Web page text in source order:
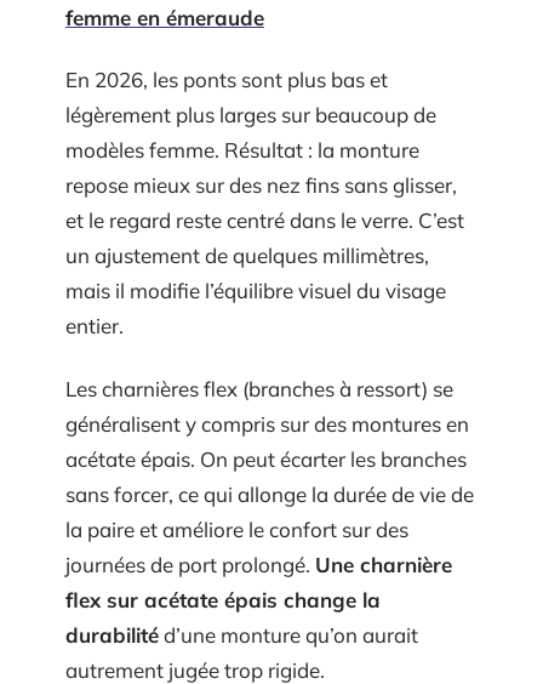
femme en émeraude
En 2026, les ponts sont plus bas et
légèrement plus larges sur beaucoup de
modèles femme. Résultat : la monture
repose mieux sur des nez fins sans glisser,
et le regard reste centré dans le verre. C’est
un ajustement de quelques millimètres,
mais il modifie l’équilibre visuel du visage
entier.
Les charnières flex (branches à ressort) se
généralisent y compris sur des montures en
acétate épais. On peut écarter les branches
sans forcer, ce qui allonge la durée de vie de
la paire et améliore le confort sur des
journées de port prolongé. Une charnière
flex sur acétate épais change la
durabilitéd’une monture qu’on aurait
autrement jugée trop rigide.